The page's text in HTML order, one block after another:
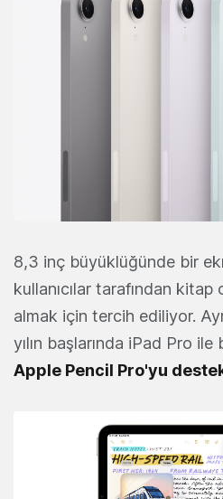
8,3 inç büyüklüğünde bir
kullanıcılar tarafından
almak için tercih ediliyor.
yılın başlarında iPad Pro
Apple Pencil Pro'yu